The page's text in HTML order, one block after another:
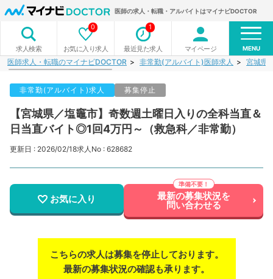
医師の求人・転職・アルバイトはマイナビDOCTOR
求人検索 お気に入り求人
0
最近見た求人
1
マイページ MENU
医師求人・転職のマイナビDOCTOR 非常勤(アルバイト)医師求人 宮城県
非常勤(アルバイト)求人 募集停止
【宮城県／塩竈市】奇数週土曜日入りの全科当直＆
日当直バイト◎1回4万円～（救急科／非常勤）
更新日 : 2026/02/18求人No : 628682
お気に入り 最新の募集状況を
問い合わせる
こちらの求人は募集を停止しております。
最新の募集状況の確認も承ります。